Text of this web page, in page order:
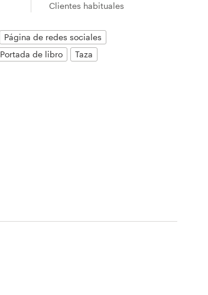
Clientes habituales
Página de redes sociales
Portada de libro Taza